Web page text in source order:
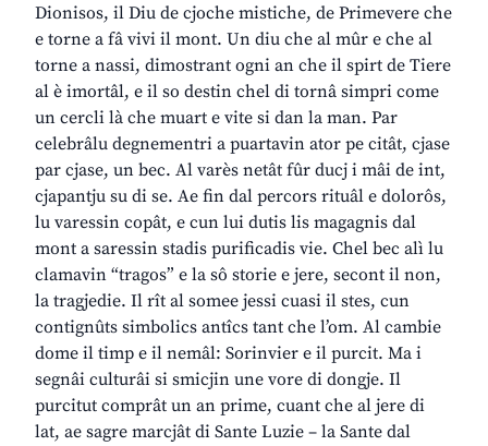
Dionisos, il Diu de cjoche mistiche, de Primevere che
e torne a fâ vivi il mont. Un diu che al mûr e che al
torne a nassi, dimostrant ogni an che il spirt de Tiere
al è imortâl, e il so destin chel di tornâ simpri come
un cercli là che muart e vite si dan la man. Par
celebrâlu degnementri a puartavin ator pe citât, cjase
par cjase, un bec. Al varès netât fûr ducj i mâi de int,
cjapantju su di se. Ae fin dal percors rituâl e dolorôs,
lu varessin copât, e cun lui dutis lis magagnis dal
mont a saressin stadis purificadis vie. Chel bec alì lu
clamavin “tragos” e la sô storie e jere, secont il non,
la tragjedie. Il rît al somee jessi cuasi il stes, cun
contignûts simbolics antîcs tant che l’om. Al cambie
dome il timp e il nemâl: Sorinvier e il purcit. Ma i
segnâi culturâi si smicjin une vore di dongje. Il
purcitut comprât un an prime, cuant che al jere di
lat, ae sagre marcjât di Sante Luzie – la Sante dal